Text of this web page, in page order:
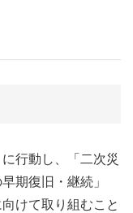
行動し、「二次災
期復旧・継続」
けて取り組むこと